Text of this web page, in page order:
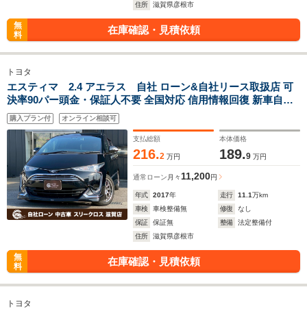
住所
滋賀県彦根市
無
料
在庫確認・見積依頼
トヨタ
エスティマ 2.4 アエラス 自社 ローン&自社リース取扱店 可
決率90パー頭金・保証人不要 全国対応 信用情報回復 新車自社
ローン 高 級車 自社 ローン(残価設定可) 自営業OK 最大120回払
い ローン 相 談 窓口 自社大型整備工場 仮審査可
購入プラン付 オンライン相談可
支払総額
216.2 万円
本体価格
189.9 万円
通常ローン 月々 11,200円
年式 2017年 走行 11.1万km
車検
車検整備無 修復
なし
保証
保証無 整備
法定整備付
住所
滋賀県彦根市
無
料
在庫確認・見積依頼
トヨタ